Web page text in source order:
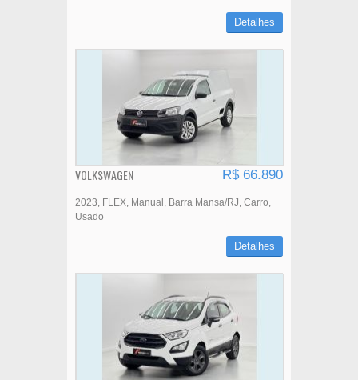
Detalhes
VOLKSWAGEN R$ 66.890
2023 FLEX Manual Barra Mansa/RJ Carro
Usado
Detalhes